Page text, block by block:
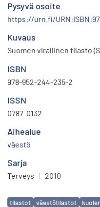
Pysyvä osoite
https://urn.fi/
Kuvaus
Suomen virallinen tilasto
ISBN
978-952-244-235-2
ISSN
0787-0132
Aihealue
väestö
Sarja
Terveys | 2010
Avainsanat
tilastot väestötilastot